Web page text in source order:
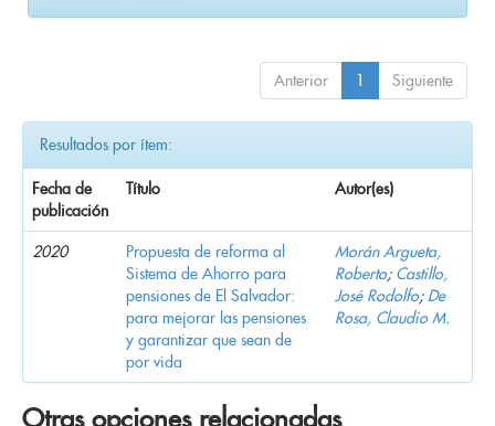
Anterior 1 Siguiente
Resultados por ítem:
Fecha de
publicación
Título Autor(es)
2020
Propuesta de reforma al
Sistema de Ahorro para
pensiones de El Salvador:
para mejorar las pensiones
y garantizar que sean de
por vida
Morán Argueta,
Roberto; Castillo,
José Rodolfo; De
Rosa, Claudio M.
Otras opciones relacionadas